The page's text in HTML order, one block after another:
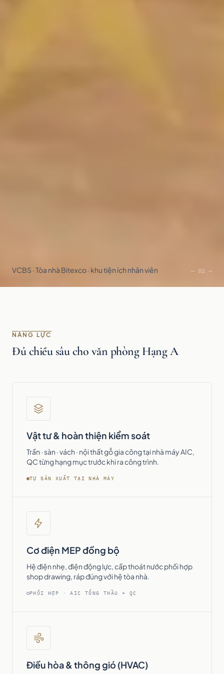
VCBS · Tòa nhà Bitexco · khu tiện ích nhân viên — 02 —
NĂNG LỰC
Đủ chiều sâu cho văn phòng Hạng A
Vật tư & hoàn thiện kiểm soát
Trần · sàn · vách · nội thất gỗ gia công tại nhà máy AIC,
QC từng hạng mục trước khi ra công trình.
TỰ SẢN XUẤT TẠI NHÀ MÁY
Cơ điện MEP đồng bộ
Hệ điện nhẹ, điện động lực, cấp thoát nước phối hợp
shop drawing, ráp đúng với hệ tòa nhà.
PHỐI HỢP · AIC TỔNG THẦU + QC
Điều hòa & thông gió (HVAC)